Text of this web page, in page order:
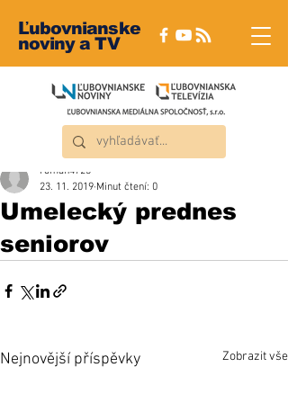
Ľubovnianske
noviny a TV
Umelecký prednes
seniorov
roman4723
23. 11. 2019 Minut čtení: 0
Nejnovější příspěvky Zobrazit vše